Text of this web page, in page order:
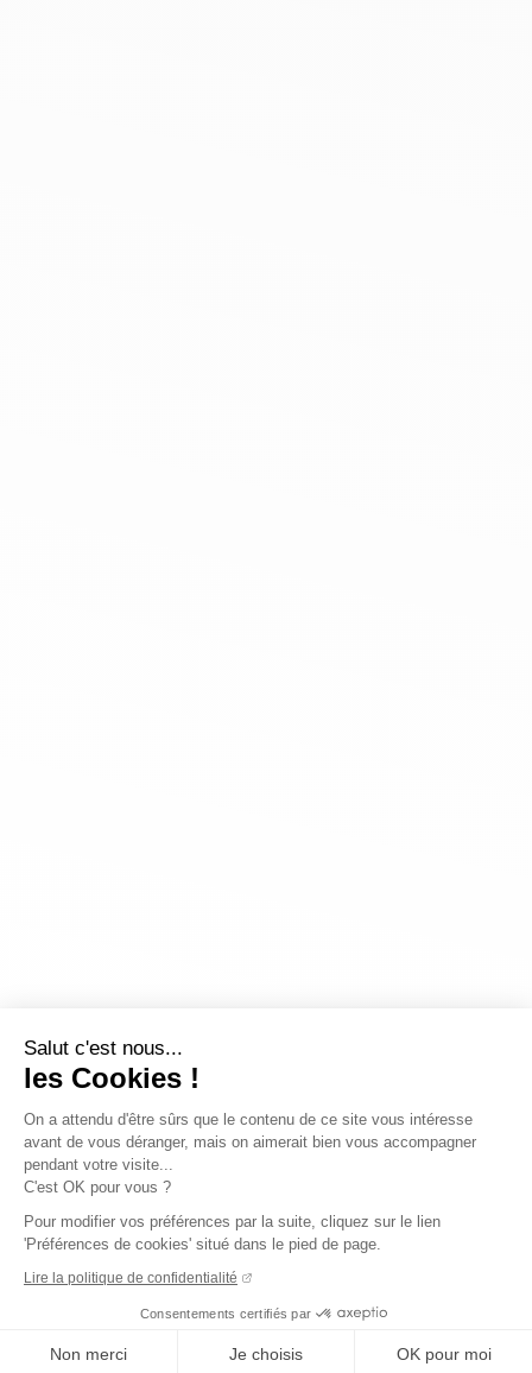
Salut c'est nous...
les Cookies !
On a attendu d'être sûrs que le contenu de ce site vous intéresse
avant de vous déranger, mais on aimerait bien vous accompagner
pendant votre visite...
C'est OK pour vous ?
Pour modifier vos préférences par la suite, cliquez sur le lien
'Préférences de cookies' situé dans le pied de page.
Lire la politique de confidentialité
Consentements certifiés par
Non merci Je choisis OK pour moi